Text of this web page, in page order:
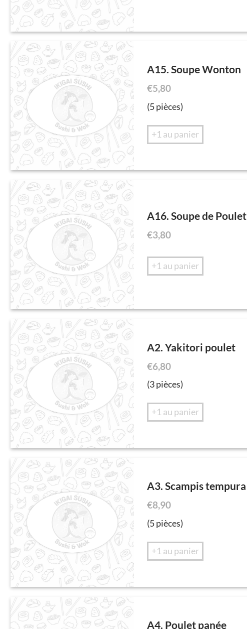
A15. Soupe Wonton
€5,80
(5 pièces)
+1 au panier
A16. Soupe de Poulet
€3,80
+1 au panier
A2. Yakitori poulet
€6,80
(3 pièces)
+1 au panier
A3. Scampis tempura
€8,90
(5 pièces)
+1 au panier
A4. Poulet panée